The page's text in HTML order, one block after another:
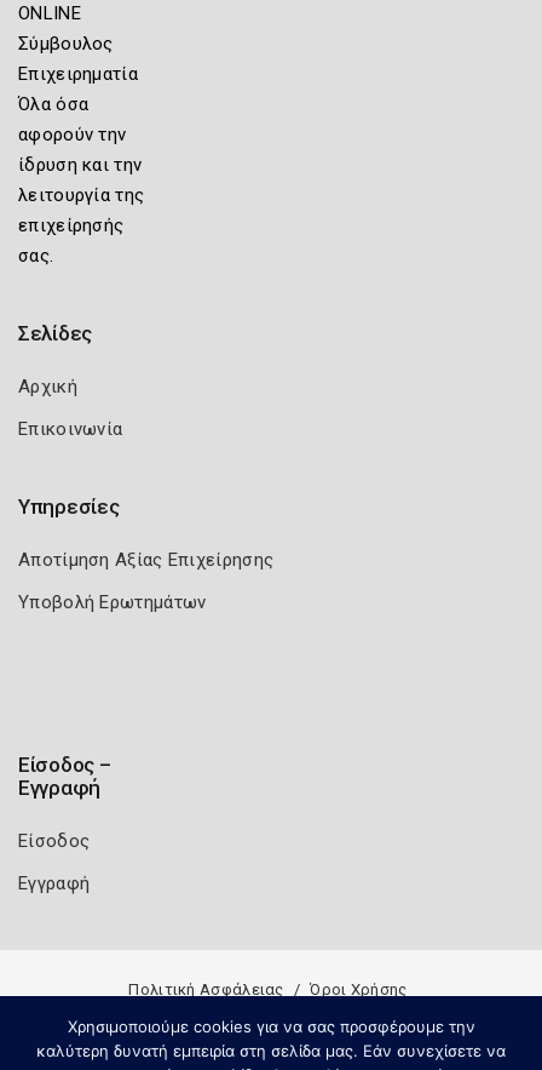
ONLINE
Σύμβουλος
Επιχειρηματία
Όλα όσα
αφορούν την
ίδρυση και την
λειτουργία της
επιχείρησής
σας.
Σελίδες
Αρχική
Επικοινωνία
Υπηρεσίες
Αποτίμηση Αξίας Επιχείρησης
Υποβολή Ερωτημάτων
Είσοδος –
Εγγραφή
Είσοδος
Εγγραφή
Πολιτική Ασφάλειας Όροι Χρήσης
Χρησιμοποιούμε cookies για να σας προσφέρουμε την
καλύτερη δυνατή εμπειρία στη σελίδα μας. Εάν συνεχίσετε να
Copyright 2026 Knowledge A.E.